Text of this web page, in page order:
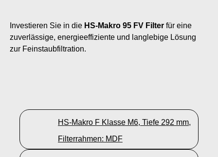
Investieren Sie in die HS-Makro 95 FV Filter für eine
zuverlässige, energieeffiziente und langlebige Lösung
zur Feinstaubfiltration.
HS-Makro F Klasse M6, Tiefe 292 mm,
Filterrahmen: MDF